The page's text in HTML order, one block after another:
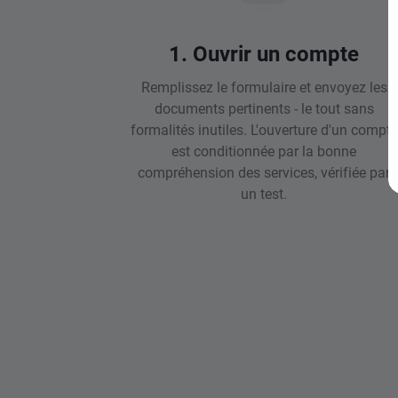
1. Ouvrir un compte
Remplissez le formulaire et envoyez les
documents pertinents - le tout sans
formalités inutiles. L'ouverture d'un compte
est conditionnée par la bonne
compréhension des services, vérifiée par
un test.